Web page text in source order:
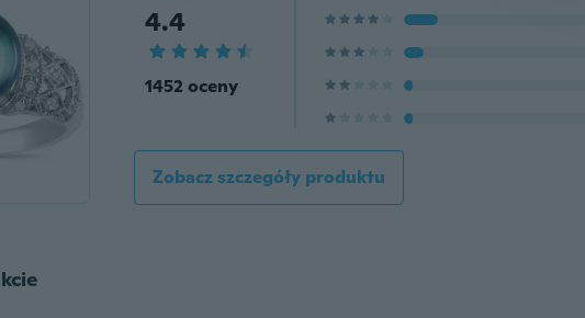
4.4
1452 oceny
Zobacz szczegóły produktu